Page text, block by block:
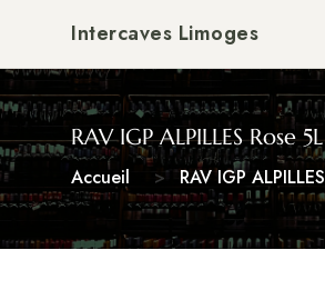
Intercaves Limoges
RAV IGP ALPILLES Rose 5L
Accueil RAV IGP